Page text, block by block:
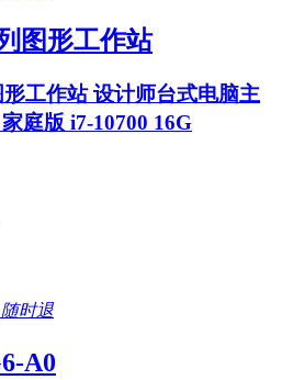
图形工作站
工作站 设计师台式电脑主
庭版 i7-10700 16G
随时退
A0